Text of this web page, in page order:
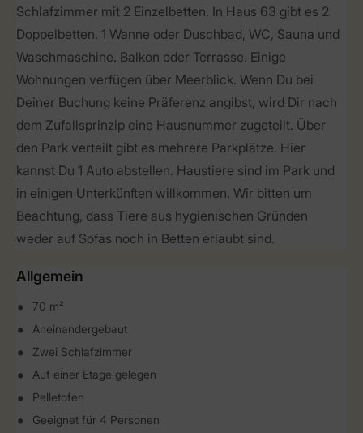
Schlafzimmer mit 2 Einzelbetten. In Haus 63 gibt es 2
Doppelbetten. 1 Wanne oder Duschbad, WC, Sauna und
Waschmaschine. Balkon oder Terrasse. Einige
Wohnungen verfügen über Meerblick. Wenn Du bei
Deiner Buchung keine Präferenz angibst, wird Dir nach
dem Zufallsprinzip eine Hausnummer zugeteilt. Über
den Park verteilt gibt es mehrere Parkplätze. Hier
kannst Du 1 Auto abstellen. Haustiere sind im Park und
in einigen Unterkünften willkommen. Wir bitten um
Beachtung, dass Tiere aus hygienischen Gründen
weder auf Sofas noch in Betten erlaubt sind.
Allgemein
70 m²
Aneinandergebaut
Zwei Schlafzimmer
Auf einer Etage gelegen
Pelletofen
Geeignet für 4 Personen